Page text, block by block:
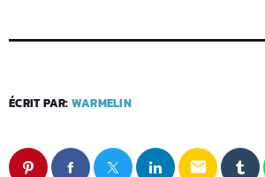
ÉCRIT PAR: WARMELIN
email